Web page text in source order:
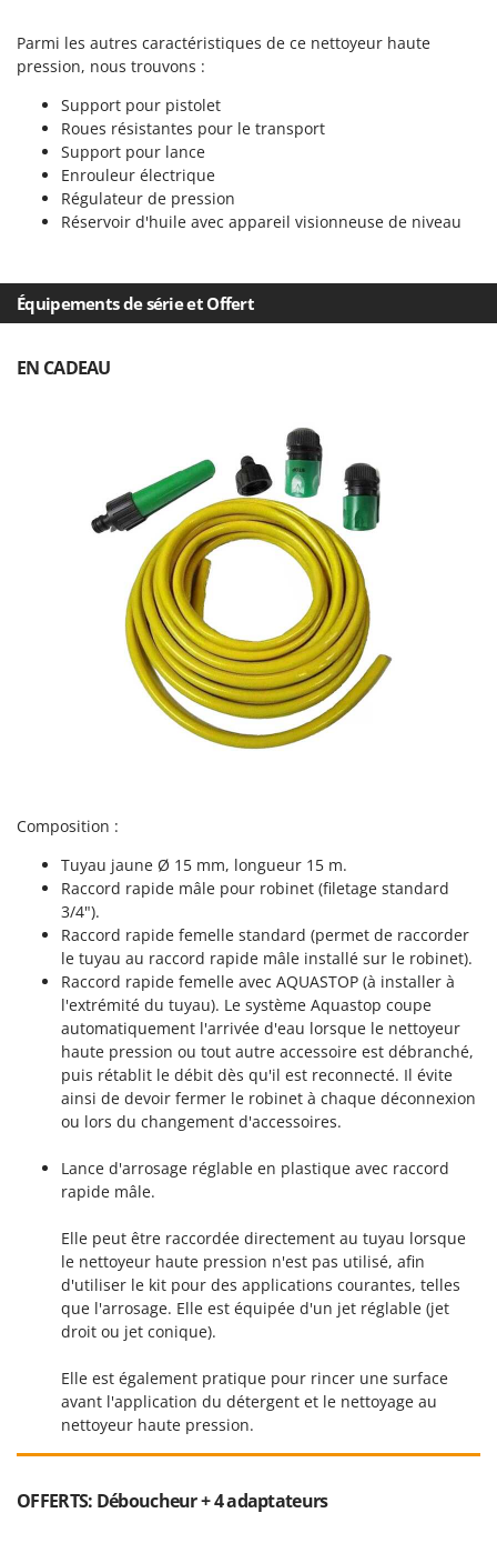
Scies de jardin télescopiques
Sécateurs électriques à batterie
Sécateurs et Échenilloirs manuels
Sécateurs pneumatiques
Semoirs et Épandeurs d'engrais
Socs pour tracteur
Soufreuses - Poudreuses pour tracteur
T
Taille-haies
Tondeuses à Gazon
Tondeuses autoportées
Tondeuses débroussailleuses thermiques
Trancheuses
Trancheuses de sol
Transpalettes
Treuils de débardage
Tronçonneuses
Italyco
JOLLY ITALIA
KAAZ
Kasco
Kemper
KitchenAid
Lampacrescia - MGM
LAR Casalinghi
Linea VZ
Makita
MAMMAMIA
Marcato
Marina Systems
Master
Mastercook
Masterpro
McCulloch
Michelin
Mille
Minox
Mockmill
More than chef
MOSA
MOVA
Mowox
N
New O.M.R.A.
Parmi les autres caractéristiques de ce nettoyeur haute
pression, nous trouvons :
Support pour pistolet
Roues résistantes pour le transport
Support pour lance
Enrouleur électrique
Régulateur de pression
Réservoir d'huile avec appareil visionneuse de niveau
Équipements de série et Offert
EN CADEAU
Composition :
Tuyau jaune Ø 15 mm, longueur 15 m.
Raccord rapide mâle pour robinet (filetage standard
3/4").
Raccord rapide femelle standard (permet de raccorder
le tuyau au raccord rapide mâle installé sur le robinet).
Raccord rapide femelle avec AQUASTOP (à installer à
l'extrémité du tuyau). Le système Aquastop coupe
automatiquement l'arrivée d'eau lorsque le nettoyeur
haute pression ou tout autre accessoire est débranché,
puis rétablit le débit dès qu'il est reconnecté. Il évite
ainsi de devoir fermer le robinet à chaque déconnexion
ou lors du changement d'accessoires.
Lance d'arrosage réglable en plastique avec raccord
rapide mâle.
Elle peut être raccordée directement au tuyau lorsque
le nettoyeur haute pression n'est pas utilisé, afin
d'utiliser le kit pour des applications courantes, telles
que l'arrosage. Elle est équipée d'un jet réglable (jet
droit ou jet conique).
Elle est également pratique pour rincer une surface
avant l'application du détergent et le nettoyage au
nettoyeur haute pression.
OFFERTS: Déboucheur + 4 adaptateurs